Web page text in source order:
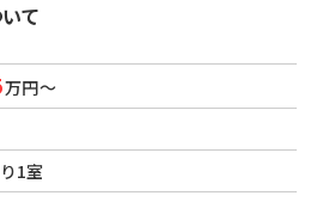
て
万円～
1室